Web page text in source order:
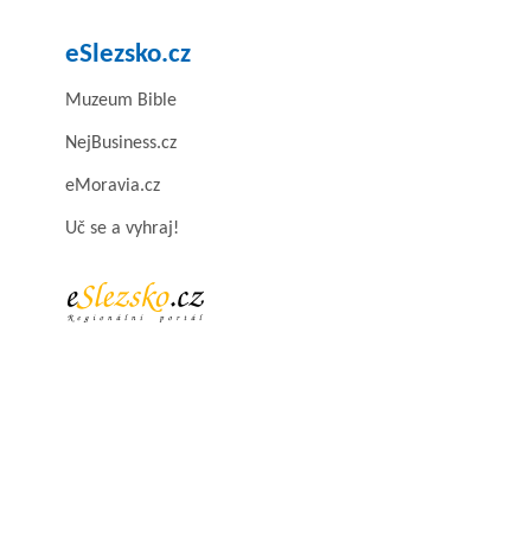
eSlezsko.cz
Muzeum Bible
NejBusiness.cz
eMoravia.cz
Uč se a vyhraj!